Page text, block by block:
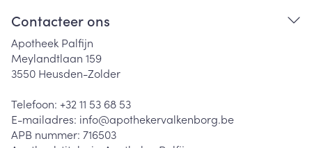
Contacteer ons
Apotheek Palfijn
Meylandtlaan 159
3550 Heusden-Zolder
Telefoon: +32 11 53 68 53
E-mailadres: info@apothekervalkenborg.be
APB nummer: 716503